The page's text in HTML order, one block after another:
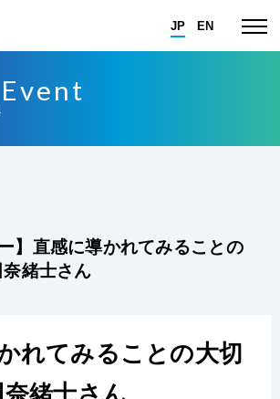
JP EN
】直感に導かれてみることの
緒士さん
れてみることの大切